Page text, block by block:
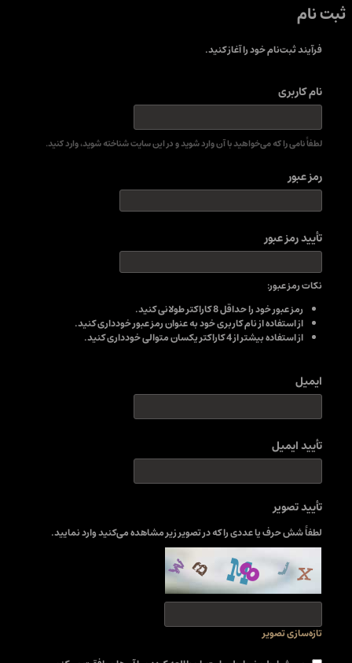
ثبت نام
فرآیند ثبت‌نام خود را آغاز کنید.
نام کاربری
لطفاً نامی را که می‌خواهید با آن وارد شوید و در این سایت شناخته شوید، وارد کنید.
رمز عبور
تأیید رمز عبور
نکات رمز عبور:
رمز عبور خود را حداقل 8 کاراکتر طولانی کنید.
از استفاده از نام کاربری خود به عنوان رمز عبور خودداری کنید.
از استفاده بیشتر از 4 کاراکتر یکسان متوالی خودداری کنید.
ایمیل
تأیید ایمیل
تأیید تصویر
لطفاً شش حرف یا عددی را که در تصویر زیر مشاهده می‌کنید وارد نمایید.
تازه‌سازی تصویر